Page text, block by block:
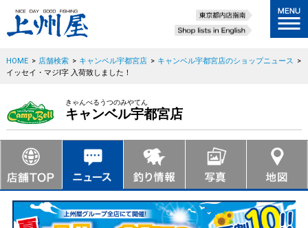
HOME > 店舗検索 > キャンベル宇都宮店 > キャンベル宇都宮店のショップニュース >
イッセイ・マジI字 入荷致しました！
きゃんべるうつのみやてん
キャンベル宇都宮店